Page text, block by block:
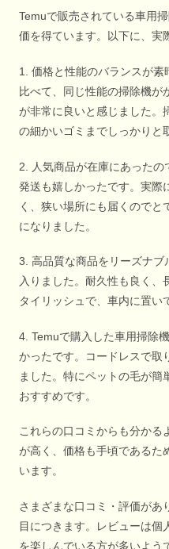
Temuで販売されている車用
価を得ています。以下に、実
1. 価格と性能のバランスが素
比べて、同じ性能の掃除機が
が非常に良いと感じました。
の細かいゴミまでしっかりと
2. 人気商品が在庫にあった
発送も嬉しかったです。実際
く、狭い場所にも届くのでと
になりました。
3. 高品質な商品をリーズナブ
入りました。耐久性も良く、
タイリッシュで、車内に置い
4. Temuで購入した車用掃除
かったです。コードレスで取
ました。特にペットの毛が簡
おすすめです。
これらの口コミからも分かる
が高く、価格も手頃であるた
います。
さまざまな口コミ・評価があ
目につきます。レビューは個
を楽しんでいる方が多いよう